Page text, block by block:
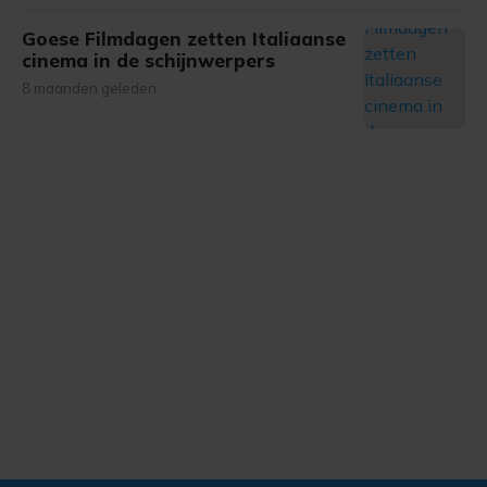
Goese Filmdagen zetten Italiaanse
cinema in de schijnwerpers
8 maanden geleden